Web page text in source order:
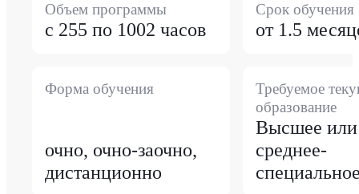
Объем программы
с 255 по 1002 часов
Срок обучения
от 1.5
Форма обучения
очно, очно-заочно,
дистанционно
Требуемое
образование
Высшее или
среднее-